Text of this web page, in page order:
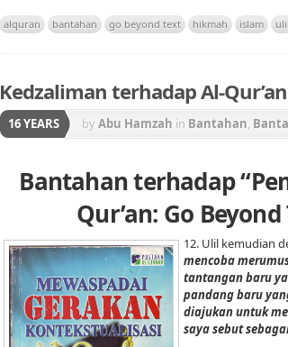
alquran bantahan go beyond text hikmah islam ulil
Kedzaliman terhadap Al-Qur’an
16 YEARS byAbu Hamzah in Bantahan,
Bantahan terhadap
Qur’an: Go
12. Ulil kemudian
mencoba
tantangan baru
pandang baru
diajukan untuk
saya sebut